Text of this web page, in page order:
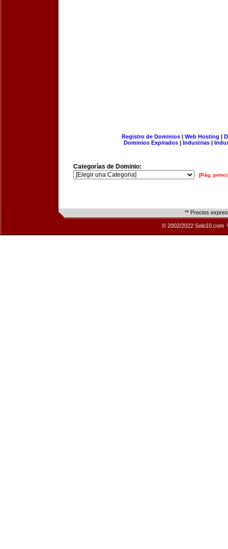
Registro de Dominios| Web Hosting |
Dominios Expirados | Industrias |
Categorías de Dominio:
[Pág.
** Precios
© 2002/2022 Solo10.com